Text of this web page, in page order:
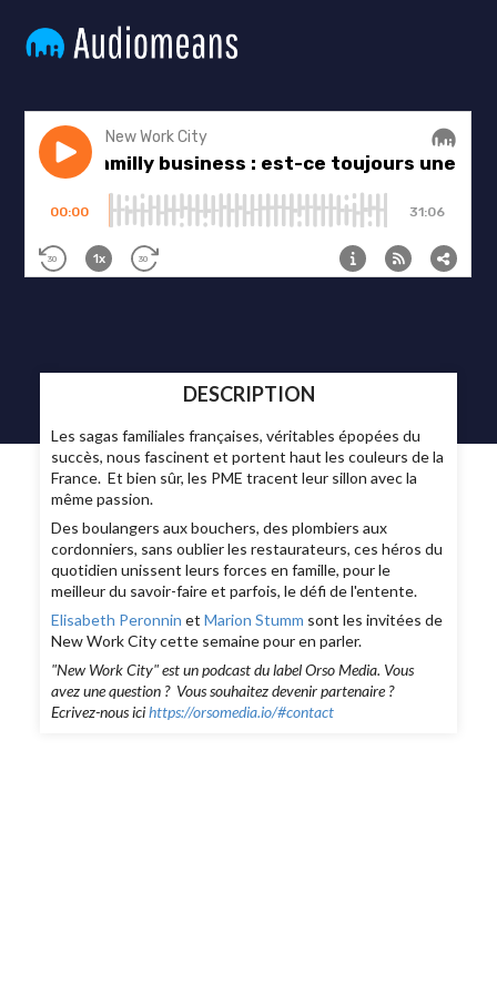
DESCRIPTION
Les sagas familiales françaises, véritables épopées du
succès, nous fascinent et portent haut les couleurs de la
France. Et bien sûr, les PME tracent leur sillon avec la
même passion.
Des boulangers aux bouchers, des plombiers aux
cordonniers, sans oublier les restaurateurs, ces héros du
quotidien unissent leurs forces en famille, pour le
meilleur du savoir-faire et parfois, le défi de l'entente.
Elisabeth Peronnin etMarion Stumm sont les invitées de
New Work City cette semaine pour en parler.
"New Work City" est un podcast du label Orso Media. Vous
avez une question ? Vous souhaitez devenir partenaire ?
Ecrivez-nous icihttps://orsomedia.io/#contact